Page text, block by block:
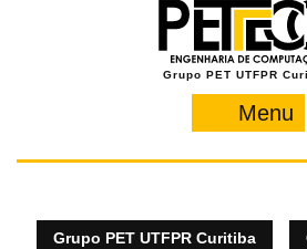
Grupo PET UTFPR
Menu
Grupo PET UTFPR Curitiba